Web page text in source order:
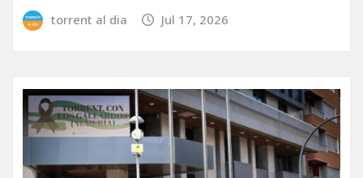
torrent al dia Jul 17, 2026